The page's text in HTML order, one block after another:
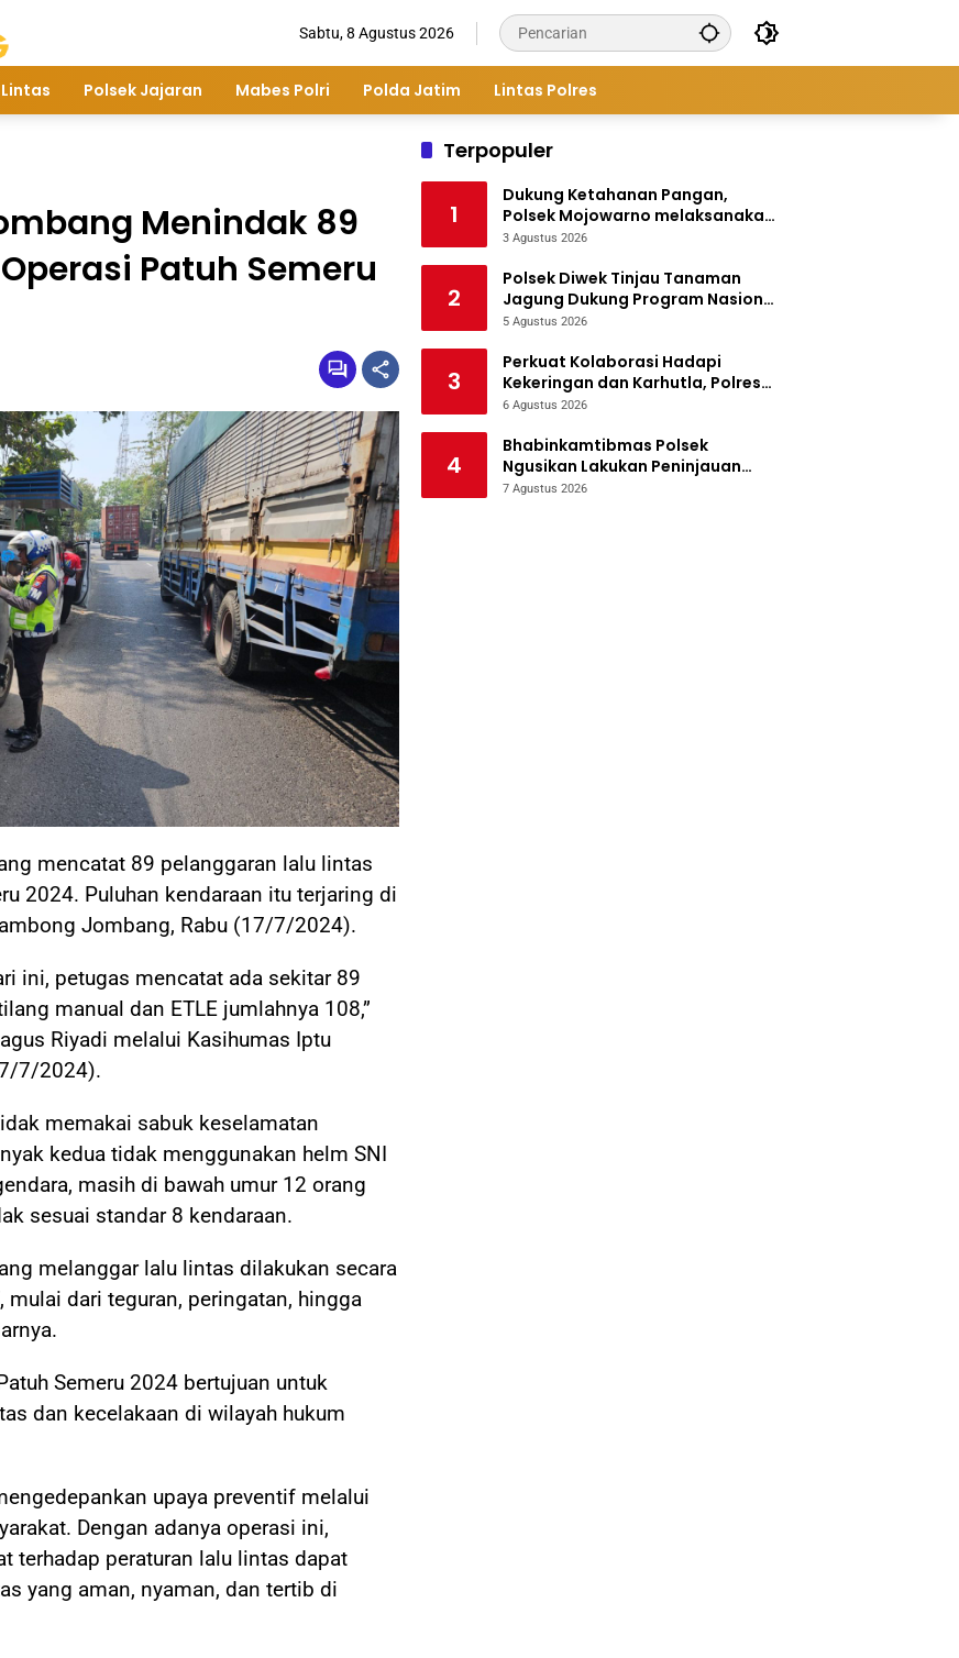
Sabtu, 8 Agustus 2026
Polsek Jajaran Mabes Polri Polda Jatim Lintas Polres
Menindak 89
Patuh Semeru
mencatat 89 pelanggaran lalu lintas
2024. Puluhan kendaraan itu terjaring di
Jombang, Rabu (17/7/2024).
ini, petugas mencatat ada sekitar 89
manual dan ETLE jumlahnya 108,”
Riyadi melalui Kasihumas Iptu
7/2024).
memakai sabuk keselamatan
kedua tidak menggunakan helm SNI
masih di bawah umur 12 orang
sesuai standar 8 kendaraan.
melanggar lalu lintas dilakukan secara
dari teguran, peringatan, hingga
Semeru 2024 bertujuan untuk
dan kecelakaan di wilayah hukum
upaya preventif melalui
Dengan adanya operasi ini,
terhadap peraturan lalu lintas dapat
yang aman, nyaman, dan tertib di
Terpopuler
1
Dukung Ketahanan Pangan,
Polsek Mojowarno melaksanakan
Pengecekan Tanaman Jagung
3 Agustus 2026
2
Polsek Diwek Tinjau Tanaman
Jagung Dukung Program Nasional
Asta Cita
5 Agustus 2026
3
Perkuat Kolaborasi Hadapi
Kekeringan dan Karhutla, Polres
Jombang Gelar Apel Siaga
6 Agustus 2026
4
Bhabinkamtibmas Polsek
Ngusikan Lakukan Peninjauan
Tanaman Jagung Dalam Rangka
7 Agustus 2026